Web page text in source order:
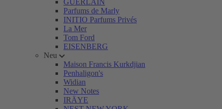
GUERLAIN
Parfums de Marly
INITIO Parfums Privés
La Mer
Tom Ford
EISENBERG
Neu
Maison Francis Kurkdjian
Penhaligon's
Widian
New Notes
IRÄYE